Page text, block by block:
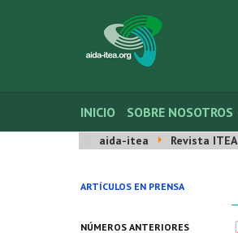
INICIO SOBRE NOSOTROS
aida-itea Revista ITEA
ARTÍCULOS EN PRENSA
NÚMEROS ANTERIORES